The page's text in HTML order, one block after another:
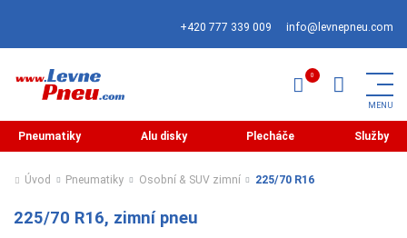
+420 777 339 009 info@levnepneu.com
Pneumatiky Alu disky Plecháče Služby
Úvod Pneumatiky Osobní & SUV zimní 225/70 R16
225/70 R16, zimní pneu